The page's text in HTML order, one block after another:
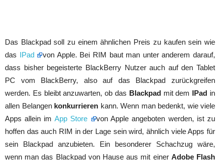
Das Blackpad soll zu einem ähnlichen Preis zu kaufen sein wie
das IPad
von Apple. Bei RIM baut man unter anderem darauf,
dass bisher begeisterte BlackBerry Nutzer auch auf den Tablet
PC vom BlackBerry, also auf das Blackpad zurückgreifen
werden. Es bleibt anzuwarten, ob das Blackpadmit dem IPad in
allen Belangen konkurrieren kann. Wenn man bedenkt, wie viele
Apps allein im App Store
von Apple angeboten werden, ist zu
hoffen das auch RIM in der Lage sein wird, ähnlich viele Apps für
sein Blackpad anzubieten. Ein besonderer Schachzug wäre,
wenn man das Blackpad von Hause aus mit einer Adobe Flash